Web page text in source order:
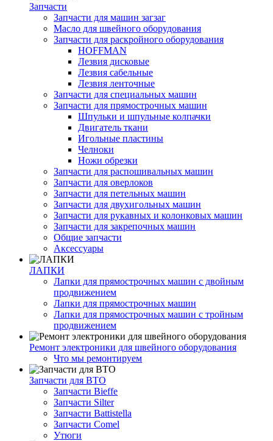
Запчасти
Запчасти для машин загзаг
Масло для швейного оборудования
Запчасти для раскройного оборудования
HOFFMAN
Лезвия дисковые
Лезвия сабельные
Лезвия ленточные
Запчасти для специальных машин
Запчасти для прямострочных машин
Шпульки и шпульные колпачки
Двигатель ткани
Игольные пластины
Челноки
Ножи обрезки
Запчасти для распошивальных машин
Запчасти для оверлоков
Запчасти для петельных машин
Запчасти для двухигольных машин
Запчасти для рукавных и колонковых машин
Запчасти для закрепочных машин
Общие запчасти
Аксессуары
ЛАПКИ
Лапки для прямострочных машин с двойным
продвижением
Лапки для прямострочных машин
Лапки для прямострочных машин с тройным
продвижением
Ремонт электроники для швейного оборудования
Что мы ремонтируем
Запчасти для ВТО
Запчасти Bieffe
Запчасти Silter
Запчасти Battistella
Запчасти Comel
Утюги